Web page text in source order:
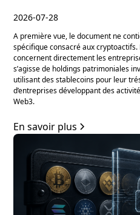
2026-07-28
A première vue, le document ne
spécifique consacré aux
concernent directement les
s’agisse de holdings patrimoniales
utilisant des stablecoins pour leur
d’entreprises développant des
Web3.
En savoir plus